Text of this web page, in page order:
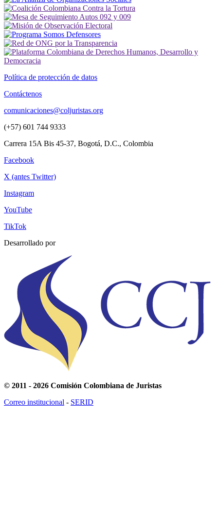
Política de protección de datos
Contáctenos
comunicaciones@coljuristas.org
(+57) 601 744 9333
Carrera 15A Bis 45-37, Bogotá, D.C., Colombia
Facebook
X (antes Twitter)
Instagram
YouTube
TikTok
Desarrollado por
© 2011 - 2026 Comisión Colombiana de Juristas
Correo institucional - SERID